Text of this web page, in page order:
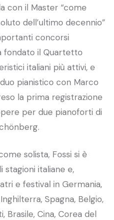
con il Master “come
dell’ultimo decennio”
concorsi
fondato il Quartetto
italiani più attivi, e
pianistico con Marco
la prima registrazione
per due pianoforti di
solista, Fossi si è
italiane e,
e festival in Germania,
Spagna, Belgio,
Brasile, Cina, Corea del